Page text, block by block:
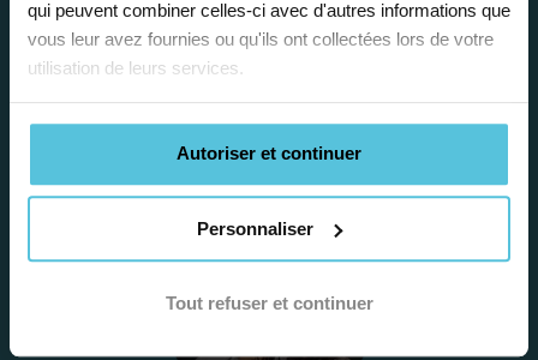
qui peuvent combiner celles-ci avec d'autres informations que
vous leur avez fournies ou qu'ils ont collectées lors de votre
utilisation de leurs services.
Autoriser et continuer
Personnaliser
Tout refuser et continuer
la situation scolaire de votre enfant, ses
besoins et vous préconiser la solution la
Étape 2
Je vous envoie une
proposition